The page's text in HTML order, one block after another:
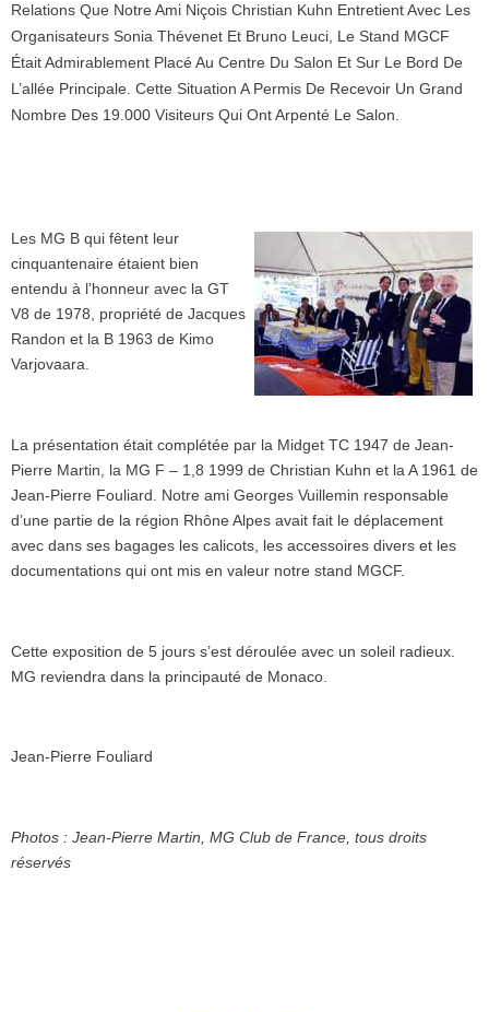
Relations Que Notre Ami Niçois Christian Kuhn Entretient Avec Les
Organisateurs Sonia Thévenet Et Bruno Leuci, Le Stand MGCF
Était Admirablement Placé Au Centre Du Salon Et Sur Le Bord De
L’allée Principale. Cette Situation A Permis De Recevoir Un Grand
Nombre Des 19.000 Visiteurs Qui Ont Arpenté Le Salon.
Les MG B qui fêtent leur
cinquantenaire étaient bien
entendu à l’honneur avec la GT
V8 de 1978, propriété de Jacques
Randon et la B 1963 de Kimo
Varjovaara.
La présentation était complétée par la Midget TC 1947 de Jean-
Pierre Martin, la MG F – 1,8 1999 de Christian Kuhn et la A 1961 de
Jean-Pierre Fouliard. Notre ami Georges Vuillemin responsable
d’une partie de la région Rhône Alpes avait fait le déplacement
avec dans ses bagages les calicots, les accessoires divers et les
documentations qui ont mis en valeur notre stand MGCF.
Cette exposition de 5 jours s’est déroulée avec un soleil radieux.
MG reviendra dans la principauté de Monaco.
Jean-Pierre Fouliard
Photos : Jean-Pierre Martin, MG Club de France, tous droits
réservés